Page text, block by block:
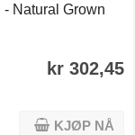
Natural Grown
kr 302,45
KJØP NÅ